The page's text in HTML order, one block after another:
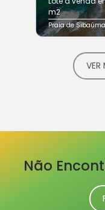
m2
Praia de Sibaúma
VER
Não